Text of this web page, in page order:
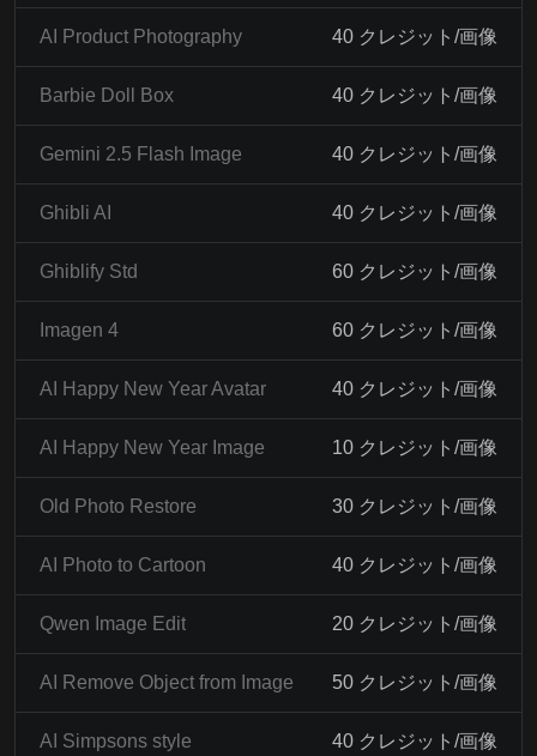
AI Product Photography 40 クレジット/画像
Barbie Doll Box 40 クレジット/画像
Gemini 2.5 Flash Image 40 クレジット/画像
Ghibli AI 40 クレジット/画像
Ghiblify Std 60 クレジット/画像
Imagen 4 60 クレジット/画像
AI Happy New Year Avatar 40 クレジット/画像
AI Happy New Year Image 10 クレジット/画像
Old Photo Restore 30 クレジット/画像
AI Photo to Cartoon 40 クレジット/画像
Qwen Image Edit 20 クレジット/画像
AI Remove Object from Image 50 クレジット/画像
AI Simpsons style 40 クレジット/画像